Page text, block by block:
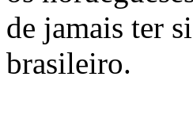
de jamais ter
brasileiro.